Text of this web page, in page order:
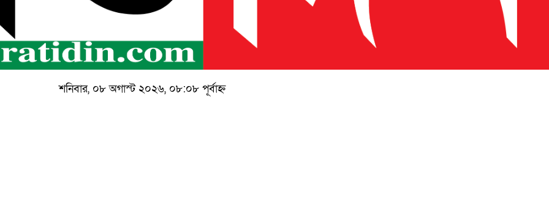
শনিবার, ০৮ অগাস্ট ২০২৬, ০৮:০৮ পূর্বাহ্ন